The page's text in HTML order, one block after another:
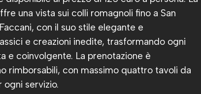
una vista sui colli romagnoli fino a San
con il suo stile elegante e
e creazioni inedite, trasformando ogni
e coinvolgente. La prenotazione è
rimborsabili, con massimo quattro tavoli da
ogni servizio.